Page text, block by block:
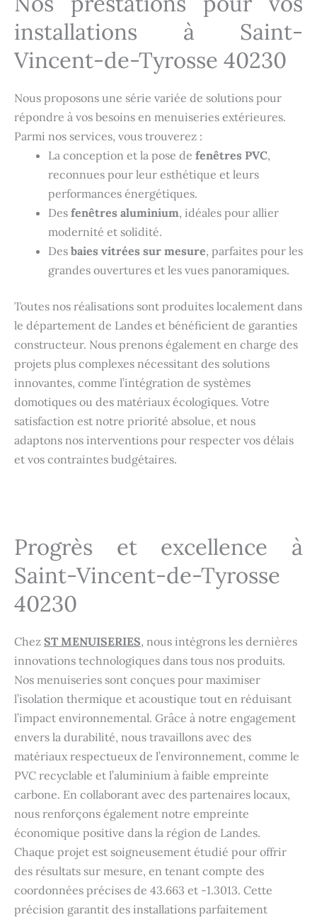
installations à Saint-
Vincent-de-Tyrosse 40230
Nous proposons une série variée de solutions pour
répondre à vos besoins en menuiseries extérieures.
Parmi nos services, vous trouverez :
La conception et la pose de fenêtres PVC,
reconnues pour leur esthétique et leurs
performances énergétiques.
Des fenêtres aluminium, idéales pour allier
modernité et solidité.
Des baies vitrées sur mesure, parfaites pour les
grandes ouvertures et les vues panoramiques.
Toutes nos réalisations sont produites localement dans
le département de Landes et bénéficient de garanties
constructeur. Nous prenons également en charge des
projets plus complexes nécessitant des solutions
innovantes, comme l’intégration de systèmes
domotiques ou des matériaux écologiques. Votre
satisfaction est notre priorité absolue, et nous
adaptons nos interventions pour respecter vos délais
et vos contraintes budgétaires.
Progrès et excellence à
Saint-Vincent-de-Tyrosse
40230
Chez ST MENUISERIES, nous intégrons les dernières
innovations technologiques dans tous nos produits.
Nos menuiseries sont conçues pour maximiser
l’isolation thermique et acoustique tout en réduisant
l’impact environnemental. Grâce à notre engagement
envers la durabilité, nous travaillons avec des
matériaux respectueux de l’environnement, comme le
PVC recyclable et l’aluminium à faible empreinte
carbone. En collaborant avec des partenaires locaux,
nous renforçons également notre empreinte
économique positive dans la région de Landes.
Chaque projet est soigneusement étudié pour offrir
des résultats sur mesure, en tenant compte des
coordonnées précises de 43.663 et -1.3013. Cette
précision garantit des installations parfaitement